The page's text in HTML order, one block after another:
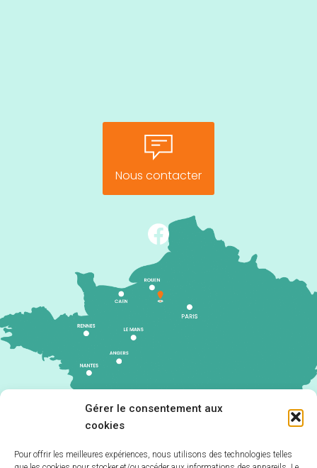
Gérer le consentement aux
cookies
Pour offrir les meilleures expériences, nous utilisons des technologies telles
Nous contacter